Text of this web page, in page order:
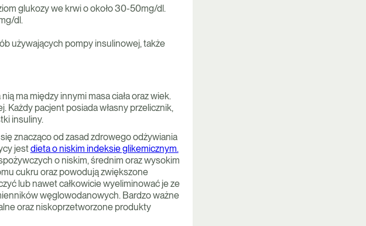
glukozy we krwi o około 30-50mg/dl.
dl.
używających pompy insulinowej, także
ma między innymi masa ciała oraz wiek.
Każdy pacjent posiada własny przelicznik,
insuliny.
znacząco od zasad zdrowego odżywiania
jestdieta o niskim indeksie glikemicznym.
o niskim, średnim oraz wysokim
cukru oraz powodują zwiększone
lub nawet całkowicie wyeliminować je ze
węglowodanowych. Bardzo ważne
oraz niskoprzetworzone produkty